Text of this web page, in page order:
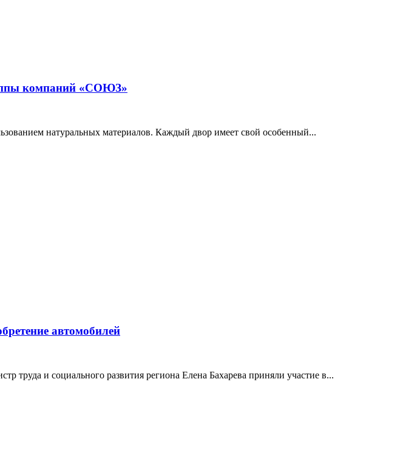
компаний «СОЮЗ»
натуральных материалов. Каждый двор имеет свой особенный...
автомобилей
труда и социального развития региона Елена Бахарева приняли участие в...